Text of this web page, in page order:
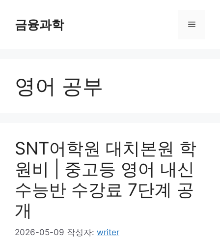
금융과학 메
영어 공부
SNT어학원 대치본원 학
원비 | 중고등 영어 내신
수능반 수강료 7단계 공
개
2026-05-09 작성자: writer